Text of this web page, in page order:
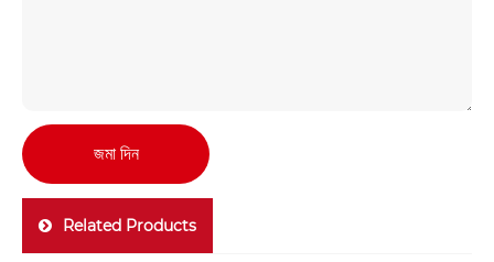
জমা দিন
Related Products